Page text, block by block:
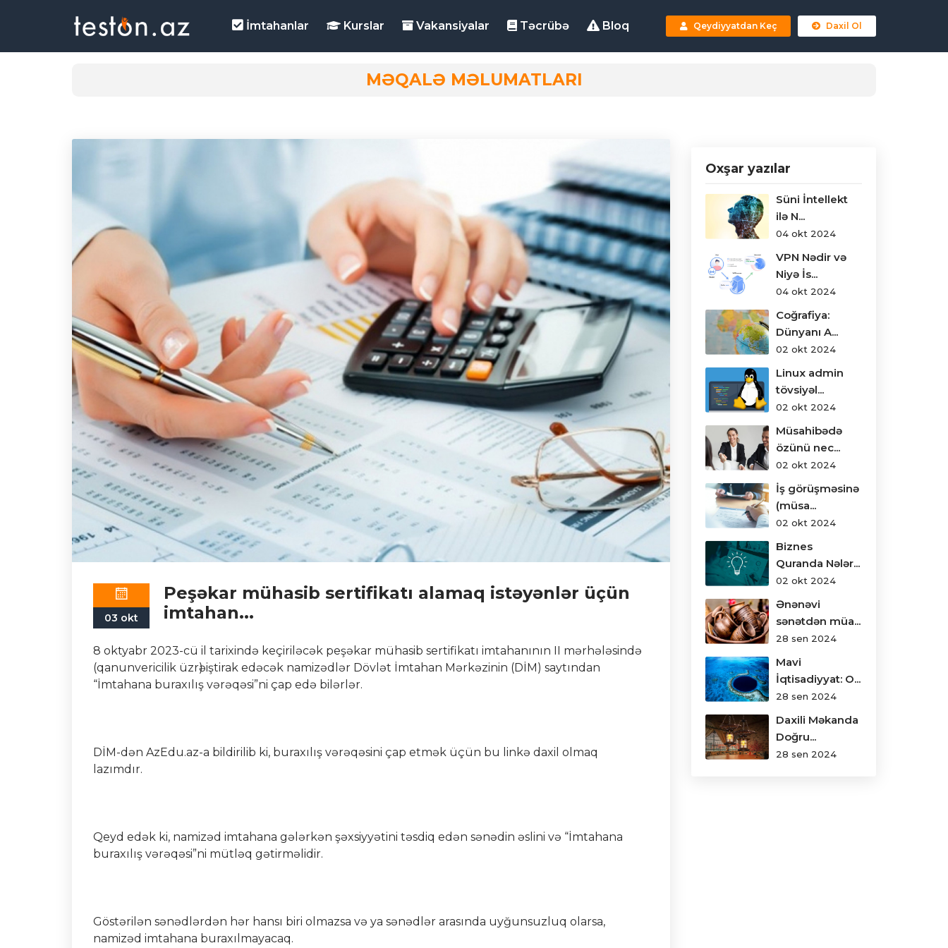
İmtahanlar Kurslar Vakansiyalar Təcrübə Bloq Qeydiyyatdan Keç Daxil Ol
MƏQALƏ MƏLUMATLARI
03 okt
Peşəkar mühasib sertifikatı alamaq istəyənlər üçün
imtahan...
8 oktyabr 2023-cü il tarixində keçiriləcək peşəkar mühasib sertifikatı imtahanının II mərhələsində
(qanunvericilik üzrә) iştirak edəcək namizədlər Dövlət İmtahan Mərkəzinin (DİM) saytından
“İmtahana buraxılış vərəqəsi”ni çap edə bilərlər.
DİM-dən AzEdu.az-a bildirilib ki, buraxılış vərəqəsini çap etmək üçün bu linkə daxil olmaq
lazımdır.
Qeyd edək ki, namizəd imtahana gələrkən şəxsiyyətini təsdiq edən sənədin əslini və “İmtahana
buraxılış vərəqəsi”ni mütləq gətirməlidir.
Göstərilən sənədlərdən hər hansı biri olmazsa və ya sənədlər arasında uyğunsuzluq olarsa,
namizəd imtahana buraxılmayacaq.
Oxşar yazılar
Süni İntellekt
ilə N...
04 okt 2024
VPN Nədir və
Niyə İs...
04 okt 2024
Coğrafiya:
Dünyanı A...
02 okt 2024
Linux admin
tövsiyəl...
02 okt 2024
Müsahibədə
özünü nec...
02 okt 2024
İş görüşməsinə
(müsa...
02 okt 2024
Biznes
Quranda Nələr...
02 okt 2024
Ənənəvi
sənətdən müa...
28 sen 2024
Mavi
İqtisadiyyat: O...
28 sen 2024
Daxili Məkanda
Doğru...
28 sen 2024